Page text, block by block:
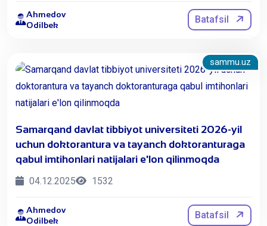
Ahmedov
Odilbek
Batafsil
sammu.uz
Samarqand davlat tibbiyot universiteti 2026-yil
uchun doktorantura va tayanch doktoranturaga
qabul imtihonlari natijalari e'lon qilinmoqda
04.12.2025 1532
Ahmedov
Odilbek
Batafsil